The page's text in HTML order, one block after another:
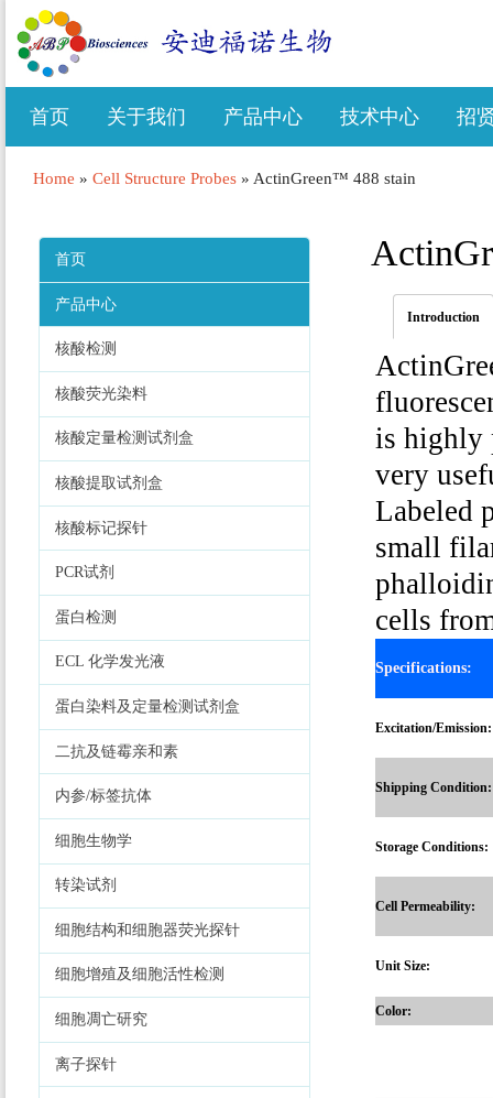
首页 关于我们 产品中心 技术中心 招
Home » Cell Structure Probes » ActinGreen™ 488 stain
首页
产品中心
核酸检测
核酸荧光染料
核酸定量检测试剂盒
核酸提取试剂盒
核酸标记探针
PCR试剂
蛋白检测
ECL 化学发光液
蛋白染料及定量检测试剂盒
二抗及链霉亲和素
内参/标签抗体
细胞生物学
转染试剂
细胞结构和细胞器荧光探针
细胞增殖及细胞活性检测
细胞凋亡研究
离子探针
Introduction
is highly
very
Labeled
small
cells
Specifications:
Excitation/Emission:
Shipping Condition:
Storage Conditions:
Cell Permeability:
Unit Size:
Color: